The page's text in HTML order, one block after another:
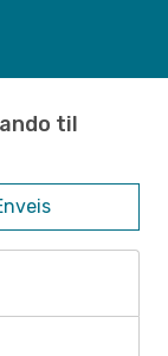
til